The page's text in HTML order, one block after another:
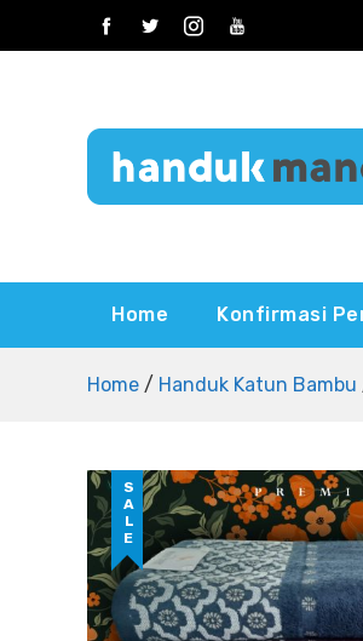
Home Konfirmasi
Home / Handuk Katun Bambu
SALE